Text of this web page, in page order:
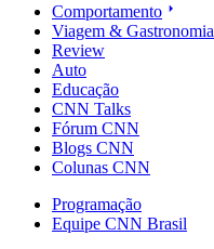
Comportamento
Viagem & Gastronomia
Review
Auto
Educação
CNN Talks
Fórum CNN
Blogs CNN
Colunas CNN
Programação
Equipe CNN Brasil